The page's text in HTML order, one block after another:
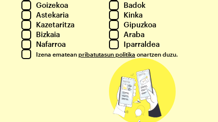
Goizekoa
Badok
Astekaria
Kinka
Kazetaritza
Gipuzkoa
Bizkaia
Araba
Nafarroa
Iparraldea
Izena ematean pribatutasun politika onartzen duzu.